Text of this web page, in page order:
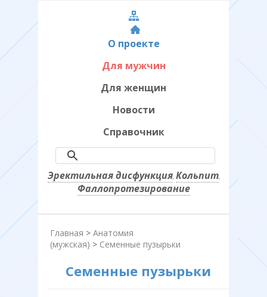
О проекте
Для мужчин
Для женщин
Новости
Справочник
Эректильная дисфункция, Кольпит,
Фаллопротезирование
Главная > Анатомия
(мужская) > Семенные пузырьки
Семенные пузырьки